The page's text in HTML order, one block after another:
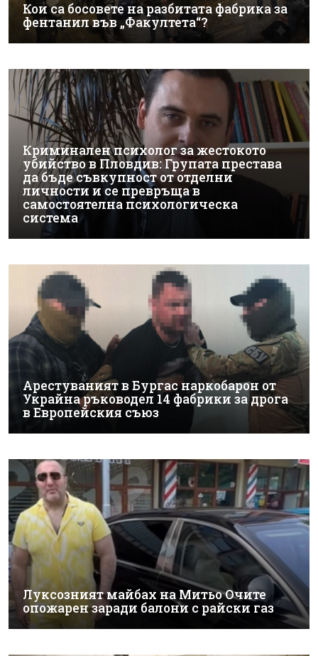
Кои са босовете на разбитата фабрика за
фентанил във „Факултета“?
Криминален психолог за жестокото
убийство в Пловдив: Групата престава
да бъде съвкупност от отделни
личности и се превръща в
самостоятелна психологическа
система
Арестуваният в Бургас наркобарон от
Украйна ръководел 14 фабрики за дрога
в Европейския съюз
Луксозният майбах на Митьо Очите
опожарен заради балони с райски газ